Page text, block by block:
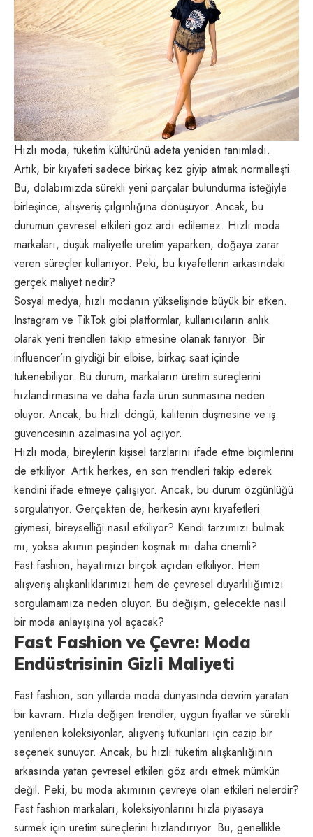
Hızlı moda, tüketim kültürünü adeta yeniden tanımladı.
Artık, bir kıyafeti sadece birkaç kez giyip atmak normalleşti.
Bu, dolabımızda sürekli yeni parçalar bulundurma isteğiyle
birleşince, alışveriş çılgınlığına dönüşüyor. Ancak, bu
durumun çevresel etkileri göz ardı edilemez. Hızlı moda
markaları, düşük maliyetle üretim yaparken, doğaya zarar
veren süreçler kullanıyor. Peki, bu kıyafetlerin arkasındaki
gerçek maliyet nedir?
Sosyal medya, hızlı modanın yükselişinde büyük bir etken.
Instagram ve TikTok gibi platformlar, kullanıcıların anlık
olarak yeni trendleri takip etmesine olanak tanıyor. Bir
influencer’ın giydiği bir elbise, birkaç saat içinde
tükenebiliyor. Bu durum, markaların üretim süreçlerini
hızlandırmasına ve daha fazla ürün sunmasına neden
oluyor. Ancak, bu hızlı döngü, kalitenin düşmesine ve iş
güvencesinin azalmasına yol açıyor.
Hızlı moda, bireylerin kişisel tarzlarını ifade etme biçimlerini
de etkiliyor. Artık herkes, en son trendleri takip ederek
kendini ifade etmeye çalışıyor. Ancak, bu durum özgünlüğü
sorgulatıyor. Gerçekten de, herkesin aynı kıyafetleri
giymesi, bireyselliği nasıl etkiliyor? Kendi tarzımızı bulmak
mı, yoksa akımın peşinden koşmak mı daha önemli?
Fast fashion, hayatımızı birçok açıdan etkiliyor. Hem
alışveriş alışkanlıklarımızı hem de çevresel duyarlılığımızı
sorgulamamıza neden oluyor. Bu değişim, gelecekte nasıl
bir moda anlayışına yol açacak?
Fast Fashion ve Çevre: Moda
Endüstrisinin Gizli Maliyeti
Fast fashion, son yıllarda moda dünyasında devrim yaratan
bir kavram. Hızla değişen trendler, uygun fiyatlar ve sürekli
yenilenen koleksiyonlar, alışveriş tutkunları için cazip bir
seçenek sunuyor. Ancak, bu hızlı tüketim alışkanlığının
arkasında yatan çevresel etkileri göz ardı etmek mümkün
değil. Peki, bu moda akımının çevreye olan etkileri nelerdir?
Fast fashion markaları, koleksiyonlarını hızla piyasaya
sürmek için üretim süreçlerini hızlandırıyor. Bu, genellikle